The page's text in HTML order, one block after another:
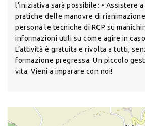
l’iniziativa sarà possibile: • Assistere
pratiche delle manovre di
persona le tecniche di RCP su
informazioni utili su come agire in
L’attività è gratuita e rivolta a tutti,
formazione pregressa. Un piccolo
vita. Vieni a imparare con noi!